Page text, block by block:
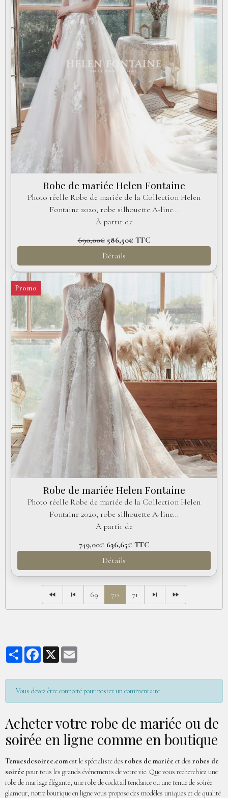
Robe de mariée Helen Fontaine
Photo réelle Robe de mariée de la Collection Helen
Fontaine 2020, robe silhouette A-line...
À partir de
690,00€ 586,50€ TTC
Détails
Promo
Robe de mariée Helen Fontaine
Photo réelle Robe de mariée de la Collection Helen
Fontaine 2020, robe silhouette A-line...
À partir de
749,00€ 636,65€ TTC
Détails
69 70 71
PartagerFacebook
X
Vous devez être connecté pour poster un commentaire
Acheter votre robe de mariée ou de
soirée en ligne comme en boutique
Tenuesdesoiree.comest le spécialiste des robes de mariée et des robes de
soirée pour tous les grands évènements de votre vie. Que vous recherchiez une
robe de mariage élégante, une robe de cocktail tendance ou une tenue de soirée
glamour, notre boutique en ligne vous propose des modèles uniques et de qualité